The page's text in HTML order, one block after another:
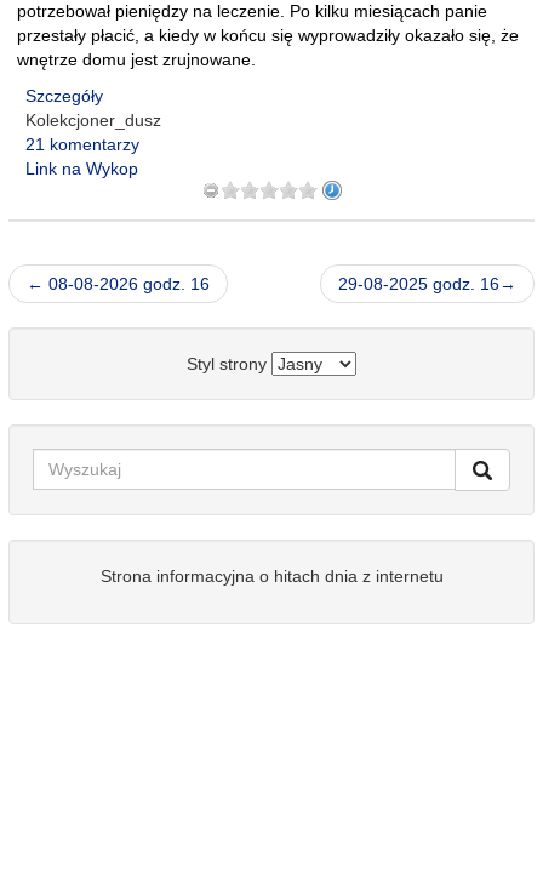
potrzebował pieniędzy na leczenie. Po kilku miesiącach panie
przestały płacić, a kiedy w końcu się wyprowadziły okazało się, że
wnętrze domu jest zrujnowane.
Szczegóły
Kolekcjoner_dusz
21 komentarzy
Link na Wykop
← 08-08-2026 godz. 16 29-08-2025 godz. 16→
Styl strony
Strona informacyjna o hitach dnia z internetu